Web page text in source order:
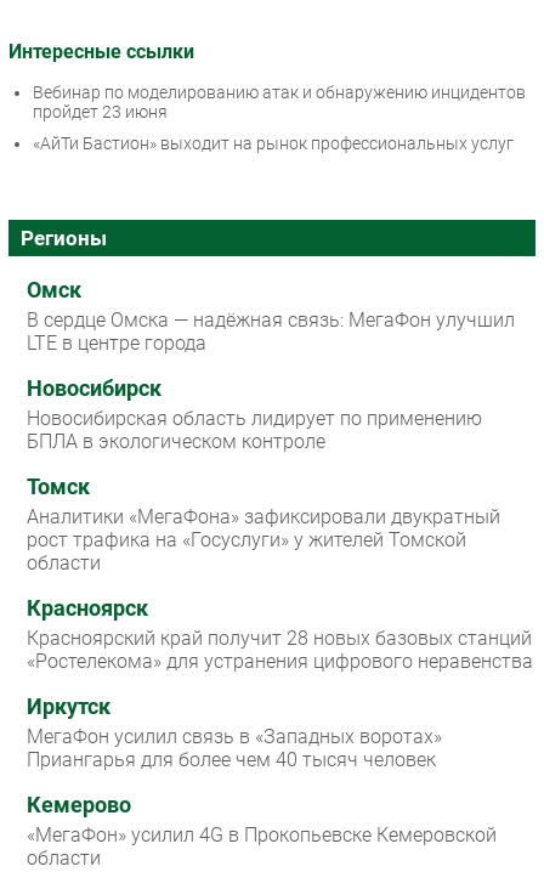
Интересные ссылки
Вебинар по моделированию атак и обнаружению инцидентов
пройдет 23 июня
«АйТи Бастион» выходит на рынок профессиональных услуг
Регионы
Омск
В сердце Омска — надёжная связь: МегаФон улучшил
LTE в центре города
Новосибирск
Новосибирская область лидирует по применению
БПЛА в экологическом контроле
Томск
Аналитики «МегаФона» зафиксировали двукратный
рост трафика на «Госуслуги» у жителей Томской
области
Красноярск
Красноярский край получит 28 новых базовых станций
«Ростелекома» для устранения цифрового неравенства
Иркутск
МегаФон усилил связь в «Западных воротах»
Приангарья для более чем 40 тысяч человек
Кемерово
«МегаФон» усилил 4G в Прокопьевске Кемеровской
области